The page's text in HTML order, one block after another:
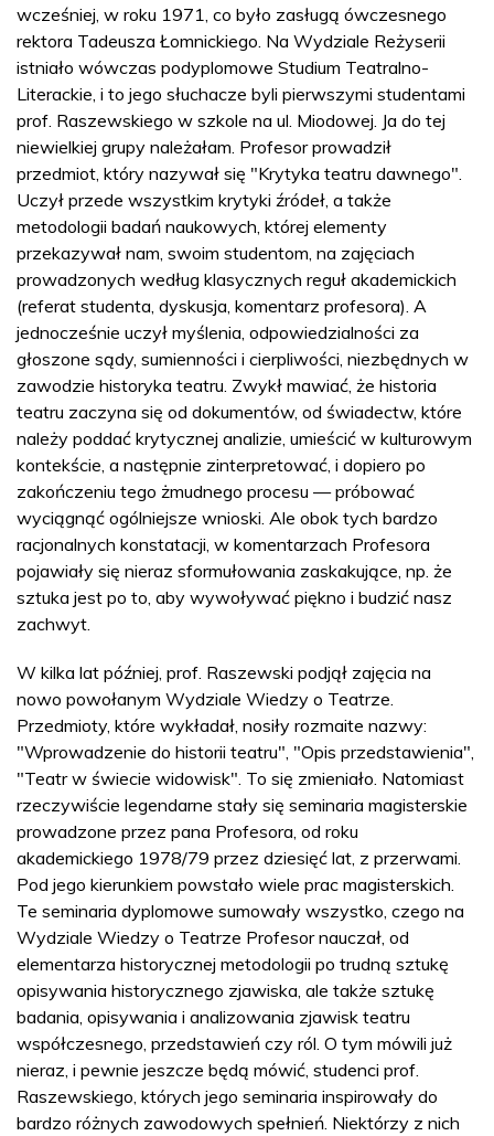
wcześniej, w roku 1971, co było zasługą ówczesnego
rektora Tadeusza Łomnickiego. Na Wydziale Reżyserii
istniało wówczas podyplomowe Studium Teatralno-
Literackie, i to jego słuchacze byli pierwszymi studentami
prof. Raszewskiego w szkole na ul. Miodowej. Ja do tej
niewielkiej grupy należałam. Profesor prowadził
przedmiot, który nazywał się "Krytyka teatru dawnego".
Uczył przede wszystkim krytyki źródeł, a także
metodologii badań naukowych, której elementy
przekazywał nam, swoim studentom, na zajęciach
prowadzonych według klasycznych reguł akademickich
(referat studenta, dyskusja, komentarz profesora). A
jednocześnie uczył myślenia, odpowiedzialności za
głoszone sądy, sumienności i cierpliwości, niezbędnych w
zawodzie historyka teatru. Zwykł mawiać, że historia
teatru zaczyna się od dokumentów, od świadectw, które
należy poddać krytycznej analizie, umieścić w kulturowym
kontekście, a następnie zinterpretować, i dopiero po
zakończeniu tego żmudnego procesu — próbować
wyciągnąć ogólniejsze wnioski. Ale obok tych bardzo
racjonalnych konstatacji, w komentarzach Profesora
pojawiały się nieraz sformułowania zaskakujące, np. że
sztuka jest po to, aby wywoływać piękno i budzić nasz
zachwyt.
W kilka lat później, prof. Raszewski podjął zajęcia na
nowo powołanym Wydziale Wiedzy o Teatrze.
Przedmioty, które wykładał, nosiły rozmaite nazwy:
"Wprowadzenie do historii teatru", "Opis przedstawienia",
"Teatr w świecie widowisk". To się zmieniało. Natomiast
rzeczywiście legendarne stały się seminaria magisterskie
prowadzone przez pana Profesora, od roku
akademickiego 1978/79 przez dziesięć lat, z przerwami.
Pod jego kierunkiem powstało wiele prac magisterskich.
Te seminaria dyplomowe sumowały wszystko, czego na
Wydziale Wiedzy o Teatrze Profesor nauczał, od
elementarza historycznej metodologii po trudną sztukę
opisywania historycznego zjawiska, ale także sztukę
badania, opisywania i analizowania zjawisk teatru
współczesnego, przedstawień czy ról. O tym mówili już
nieraz, i pewnie jeszcze będą mówić, studenci prof.
Raszewskiego, których jego seminaria inspirowały do
bardzo różnych zawodowych spełnień. Niektórzy z nich